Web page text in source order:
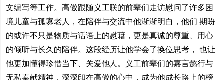
文编写等工作。高傲跟随义工联的前辈们走访慰问了许多困
境儿童与孤寡老人，在陪伴与交流中他渐渐明白，他们 期盼
的或许不只是物质与话语上的慰藉，更是真诚的尊重、用心
的倾听与长久的陪伴。这段经历让他学会了换位思考， 也让
他更加懂得珍惜当下、关爱他人。义工前辈们的嘉言懿行与
无私奉献精神，深深印在高傲的心中，成为他成长路上的榜